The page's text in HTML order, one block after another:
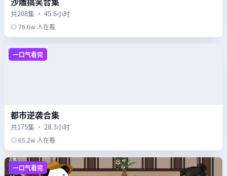
共208集 · 45.6小时
◎ 76.6w 人在看
一口气看完
都市逆袭合集
共175集 · 28.3小时
◎ 65.2w 人在看
一口气看完